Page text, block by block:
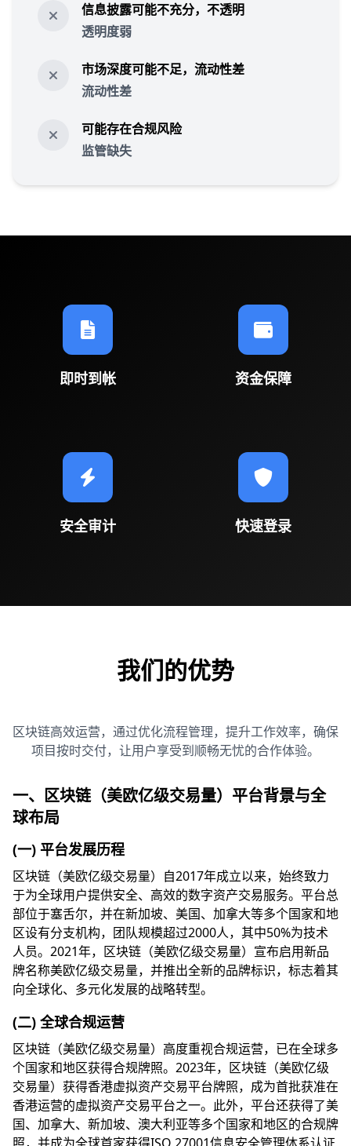
信息披露可能不充分，不透明
透明度弱
市场深度可能不足，流动性差
流动性差
可能存在合规风险
监管缺失
即时到帐 资金保障
安全审计 快速登录
我们的优势
区块链高效运营，通过优化流程管理，提升工作效率，确保
项目按时交付，让用户享受到顺畅无忧的合作体验。
一、区块链（美欧亿级交易量）平台背景与全
球布局
(一) 平台发展历程
区块链（美欧亿级交易量）自2017年成立以来，始终致力
于为全球用户提供安全、高效的数字资产交易服务。平台总
部位于塞舌尔，并在新加坡、美国、加拿大等多个国家和地
区设有分支机构，团队规模超过2000人，其中50%为技术
人员。2021年，区块链（美欧亿级交易量）宣布启用新品
牌名称美欧亿级交易量，并推出全新的品牌标识，标志着其
向全球化、多元化发展的战略转型。
(二) 全球合规运营
区块链（美欧亿级交易量）高度重视合规运营，已在全球多
个国家和地区获得合规牌照。2023年，区块链（美欧亿级
交易量）获得香港虚拟资产交易平台牌照，成为首批获准在
香港运营的虚拟资产交易平台之一。此外，平台还获得了美
国、加拿大、新加坡、澳大利亚等多个国家和地区的合规牌